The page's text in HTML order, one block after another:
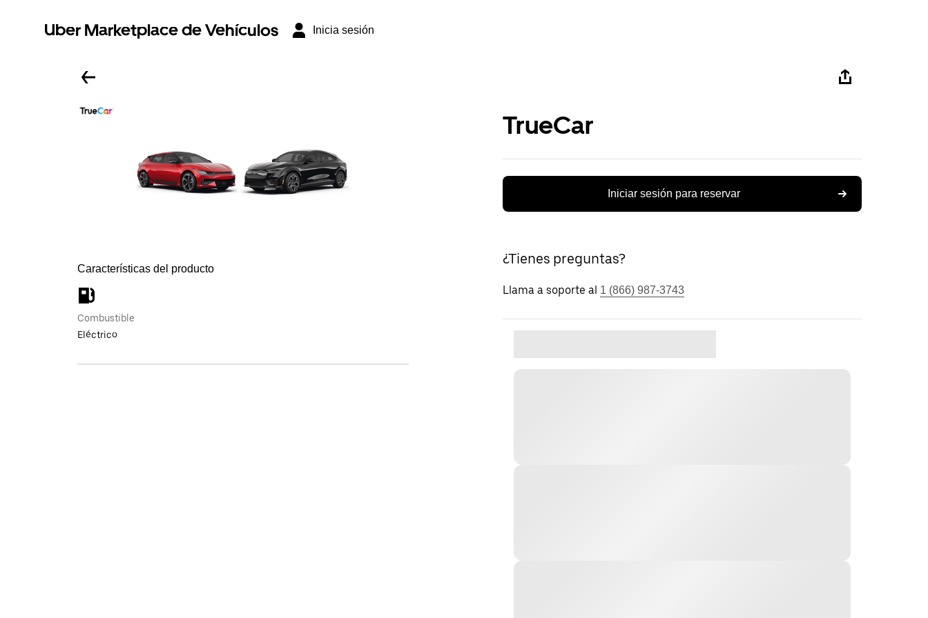
Uber Marketplace de Vehículos Inicia sesión
Características del producto
Combustible
Eléctrico
TrueCar
Iniciar sesión para reservar
¿Tienes preguntas?
Llama a soporte al 1 (866) 987-3743